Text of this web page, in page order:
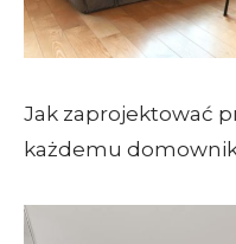
Jak zaprojektować
każdemu